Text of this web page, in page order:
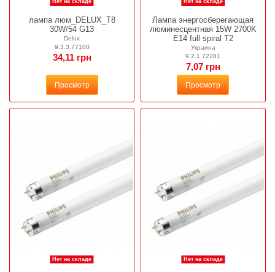
Нет на складе
лампа люм_DELUX_T8
30W/54 G13
Delux
9.3.3.77100
34,11 грн
Просмотр
Нет на складе
Лампа энергосберегающая
люминесцентная 15W 2700K
E14 full spiral T2
Украина
9.2.1.72281
7,07 грн
Просмотр
Нет на складе Нет на складе